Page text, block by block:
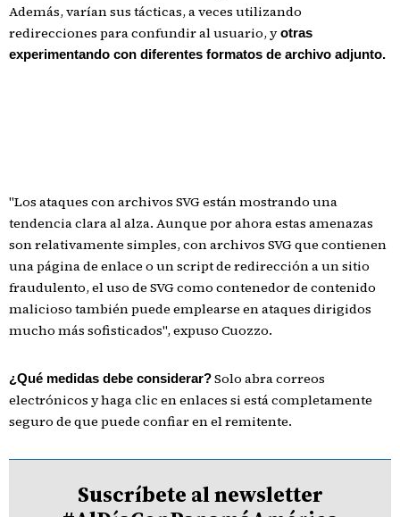
Además, varían sus tácticas, a veces utilizando
redirecciones para confundir al usuario, yotras
experimentando con diferentes formatos de archivo adjunto.
"Los ataques con archivos SVG están mostrando una
tendencia clara al alza. Aunque por ahora estas amenazas
son relativamente simples, con archivos SVG que contienen
una página de enlace o un script de redirección a un sitio
fraudulento, el uso de SVG como contenedor de contenido
malicioso también puede emplearse en ataques dirigidos
mucho más sofisticados", expuso Cuozzo.
¿Qué medidas debe considerar?Solo abra correos
electrónicos y haga clic en enlaces si está completamente
seguro de que puede confiar en el remitente.
Suscríbete al newsletter